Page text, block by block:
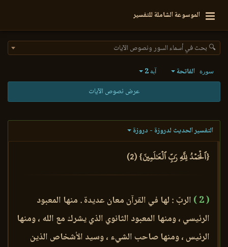
الموسوعة الشاملة للتفسير
🔍 بحث في أسماء السور ونصوص الآيات
سورة الفاتحة آية 2
عرض نصوص الآيات
التفسير الحديث لدروزة - دروزة
{ٱلۡحَمۡدُ لِلَّهِ رَبِّ ٱلۡعَٰلَمِينَ} (2)
( 2 )
الربّ : لها في القرآن معان عديدة . منها المعبود
الرئيسي ، ومنها المعبود الثانوي الذي يشرك مع الله ، ومنها
الرئيس ، ومنها صاحب الشيء ، وسيد الأشخاص الذين